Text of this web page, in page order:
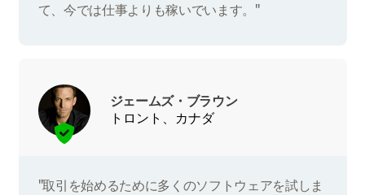
て、今では仕事よりも稼いでいます。"
ジェームズ・ブラウン
トロント、カナダ
"取引を始めるために多くのソフトウェアを試しま